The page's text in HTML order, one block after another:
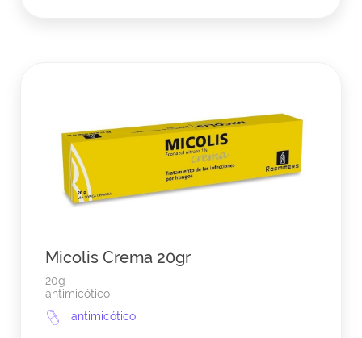
Micolis Crema 20gr
20g
antimicótico
antimicótico